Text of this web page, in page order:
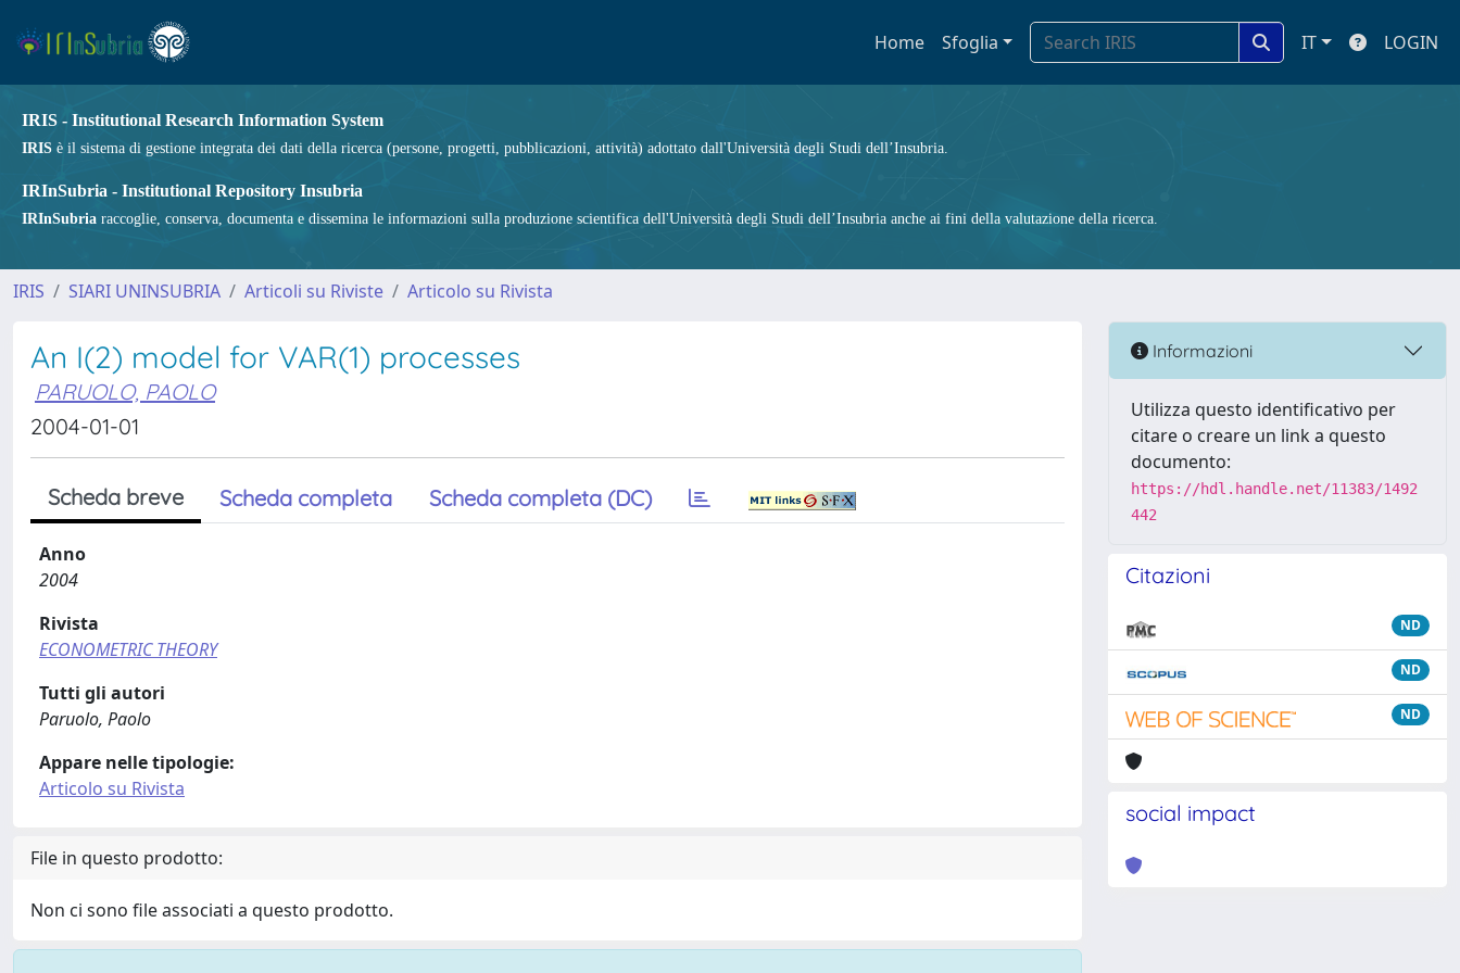
Home Sfoglia IT LOGIN
IRIS - Institutional Research Information System
IRIS è il sistema di gestione integrata dei dati della ricerca (persone, progetti, pubblicazioni, attività) adottato dall'Università degli Studi dell’Insubria.
IRInSubria - Institutional Repository Insubria
IRInSubria raccoglie, conserva, documenta e dissemina le informazioni sulla produzione scientifica dell'Università degli Studi dell’Insubria anche ai fini della valutazione della ricerca.
IRIS SIARI UNINSUBRIA Articoli su Riviste Articolo su Rivista
An I(2) model for VAR(1) processes
PARUOLO, PAOLO
2004-01-01
Scheda breve Scheda completa Scheda completa (DC)
Anno
2004
Rivista
ECONOMETRIC THEORY
Tutti gli autori
Paruolo, Paolo
Appare nelle tipologie:
Articolo su Rivista
File in questo prodotto:
Non ci sono file associati a questo prodotto.
Informazioni
Utilizza questo identificativo per
citare o creare un link a questo
documento:
https://hdl.handle.net/11383/1492
442
Citazioni
ND
ND
ND
social impact